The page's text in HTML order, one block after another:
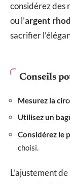
considérez des
ou l’argent
sacrifier
Conseils
Mesurez la
Utilisez un
Considérez le
choisi.
L’ajustement